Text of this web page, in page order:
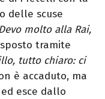
delle scuse
molto alla Rai,
tramite
tutto chiaro: ci
è accaduto, ma
esce dallo